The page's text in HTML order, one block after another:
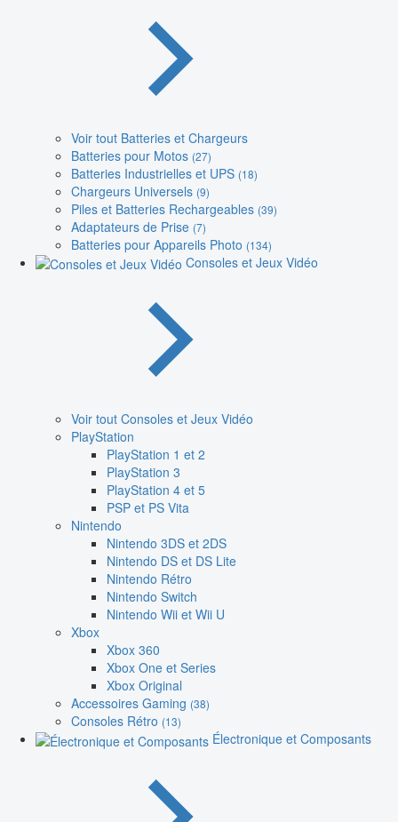
Voir tout Batteries et Chargeurs
Batteries pour Motos (27)
Batteries Industrielles et UPS (18)
Chargeurs Universels (9)
Piles et Batteries Rechargeables (39)
Adaptateurs de Prise (7)
Batteries pour Appareils Photo (134)
Consoles et Jeux Vidéo
Voir tout Consoles et Jeux Vidéo
PlayStation
PlayStation 1 et 2
PlayStation 3
PlayStation 4 et 5
PSP et PS Vita
Nintendo
Nintendo 3DS et 2DS
Nintendo DS et DS Lite
Nintendo Rétro
Nintendo Switch
Nintendo Wii et Wii U
Xbox
Xbox 360
Xbox One et Series
Xbox Original
Accessoires Gaming (38)
Consoles Rétro (13)
Électronique et Composants